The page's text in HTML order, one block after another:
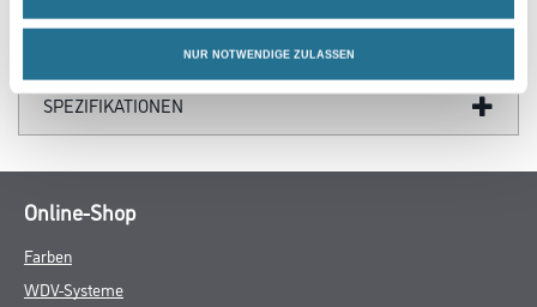
NUR NOTWENDIGE ZULASSEN
GEFAHRENHINWEISE
SPEZIFIKATIONEN
Online-Shop
Farben
WDV-Systeme